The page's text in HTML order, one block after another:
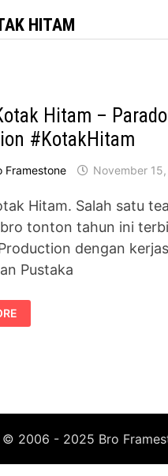
HITAM
Hitam –
#KotakHitam
Framestone November
Hitam. Salah satu
tonton tahun ini
dengan
Pustaka
2006 - 2025 Bro